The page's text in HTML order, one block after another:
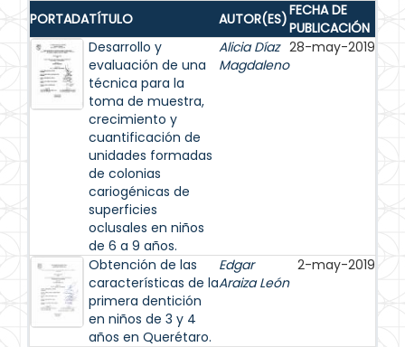
PORTADATÍTULO AUTOR(ES)FECHA DE
PUBLICACIÓN
Desarrollo y
evaluación de una
técnica para la
toma de muestra,
crecimiento y
cuantificación de
unidades formadas
de colonias
cariogénicas de
superficies
oclusales en niños
de 6 a 9 años.
Alicia Díaz
Magdaleno
28-may-2019
Obtención de las
características de la
primera dentición
en niños de 3 y 4
años en Querétaro.
Edgar
Araiza León
2-may-2019